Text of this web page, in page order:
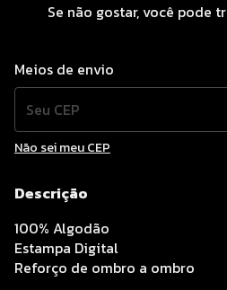
Se não gostar, você pode
Entregas para o CEP:
Meios de envio
Não sei meu CEP
Descrição
100% Algodão
Estampa Digital
Reforço de ombro a ombro